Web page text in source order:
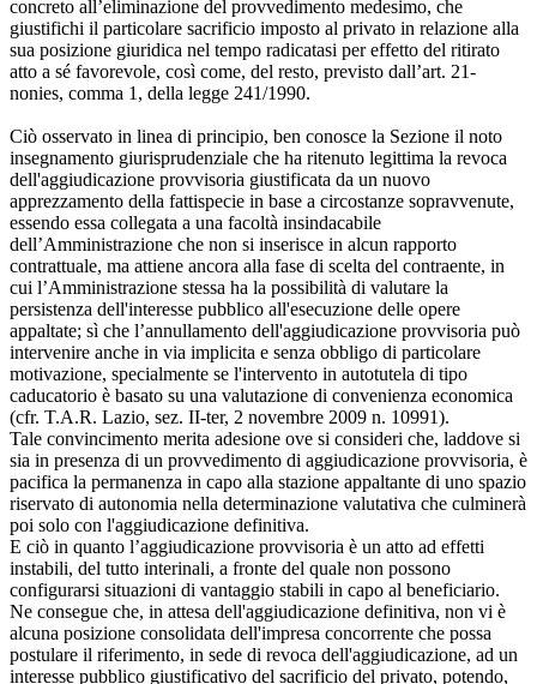
concreto all’eliminazione del provvedimento medesimo, che
giustifichi il particolare sacrificio imposto al privato in relazione alla
sua posizione giuridica nel tempo radicatasi per effetto del ritirato
atto a sé favorevole, così come, del resto, previsto dall’art. 21-
nonies, comma 1, della legge 241/1990.
Ciò osservato in linea di principio, ben conosce la Sezione il noto
insegnamento giurisprudenziale che ha ritenuto legittima la revoca
dell'aggiudicazione provvisoria giustificata da un nuovo
apprezzamento della fattispecie in base a circostanze sopravvenute,
essendo essa collegata a una facoltà insindacabile
dell’Amministrazione che non si inserisce in alcun rapporto
contrattuale, ma attiene ancora alla fase di scelta del contraente, in
cui l’Amministrazione stessa ha la possibilità di valutare la
persistenza dell'interesse pubblico all'esecuzione delle opere
appaltate; sì che l’annullamento dell'aggiudicazione provvisoria può
intervenire anche in via implicita e senza obbligo di particolare
motivazione, specialmente se l'intervento in autotutela di tipo
caducatorio è basato su una valutazione di convenienza economica
(cfr. T.A.R. Lazio, sez. II-ter, 2 novembre 2009 n. 10991).
Tale convincimento merita adesione ove si consideri che, laddove si
sia in presenza di un provvedimento di aggiudicazione provvisoria, è
pacifica la permanenza in capo alla stazione appaltante di uno spazio
riservato di autonomia nella determinazione valutativa che culminerà
poi solo con l'aggiudicazione definitiva.
E ciò in quanto l’aggiudicazione provvisoria è un atto ad effetti
instabili, del tutto interinali, a fronte del quale non possono
configurarsi situazioni di vantaggio stabili in capo al beneficiario.
Ne consegue che, in attesa dell'aggiudicazione definitiva, non vi è
alcuna posizione consolidata dell'impresa concorrente che possa
postulare il riferimento, in sede di revoca dell'aggiudicazione, ad un
interesse pubblico giustificativo del sacrificio del privato, potendo,